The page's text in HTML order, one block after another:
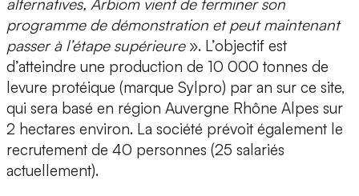
alternatives, Arbiom vient de terminer son
programme de démonstration et peut maintenant
passer à l’étape supérieure ». L’objectif est
d’atteindre une production de 10 000 tonnes de
levure protéique (marque Sylpro) par an sur ce site,
qui sera basé en région Auvergne Rhône Alpes sur
2 hectares environ. La société prévoit également le
recrutement de 40 personnes (25 salariés
actuellement).